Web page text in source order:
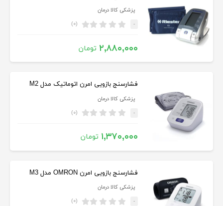
پزشکی کالا درمان
- (۰)
۲,۸۸۰,۰۰۰ تومان
فشارسنج بازویی امرن اتوماتیک مدل M2
پزشکی کالا درمان
- (۰)
۱,۳۷۰,۰۰۰ تومان
فشارسنج بازویی امرن OMRON مدل M3
پزشکی کالا درمان
- (۰)